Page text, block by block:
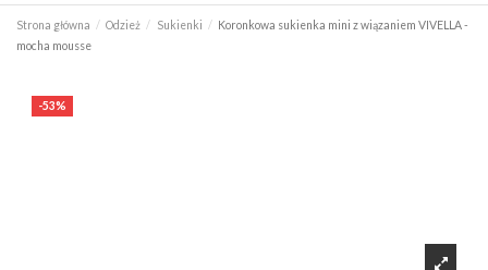
Strona główna Odzież Sukienki
Koronkowa sukienka mini z wiązaniem VIVELLA -
mocha mousse
-53%